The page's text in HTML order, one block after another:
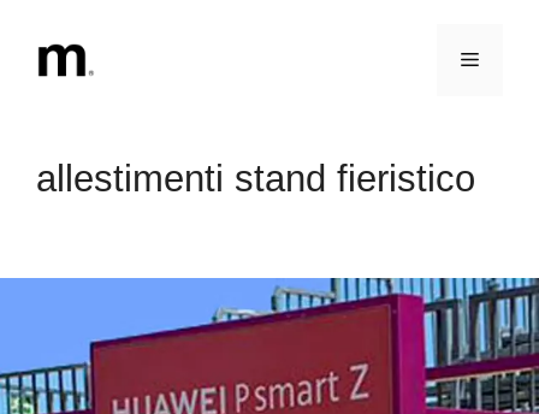
contenuto
Menu
allestimenti stand fieristico